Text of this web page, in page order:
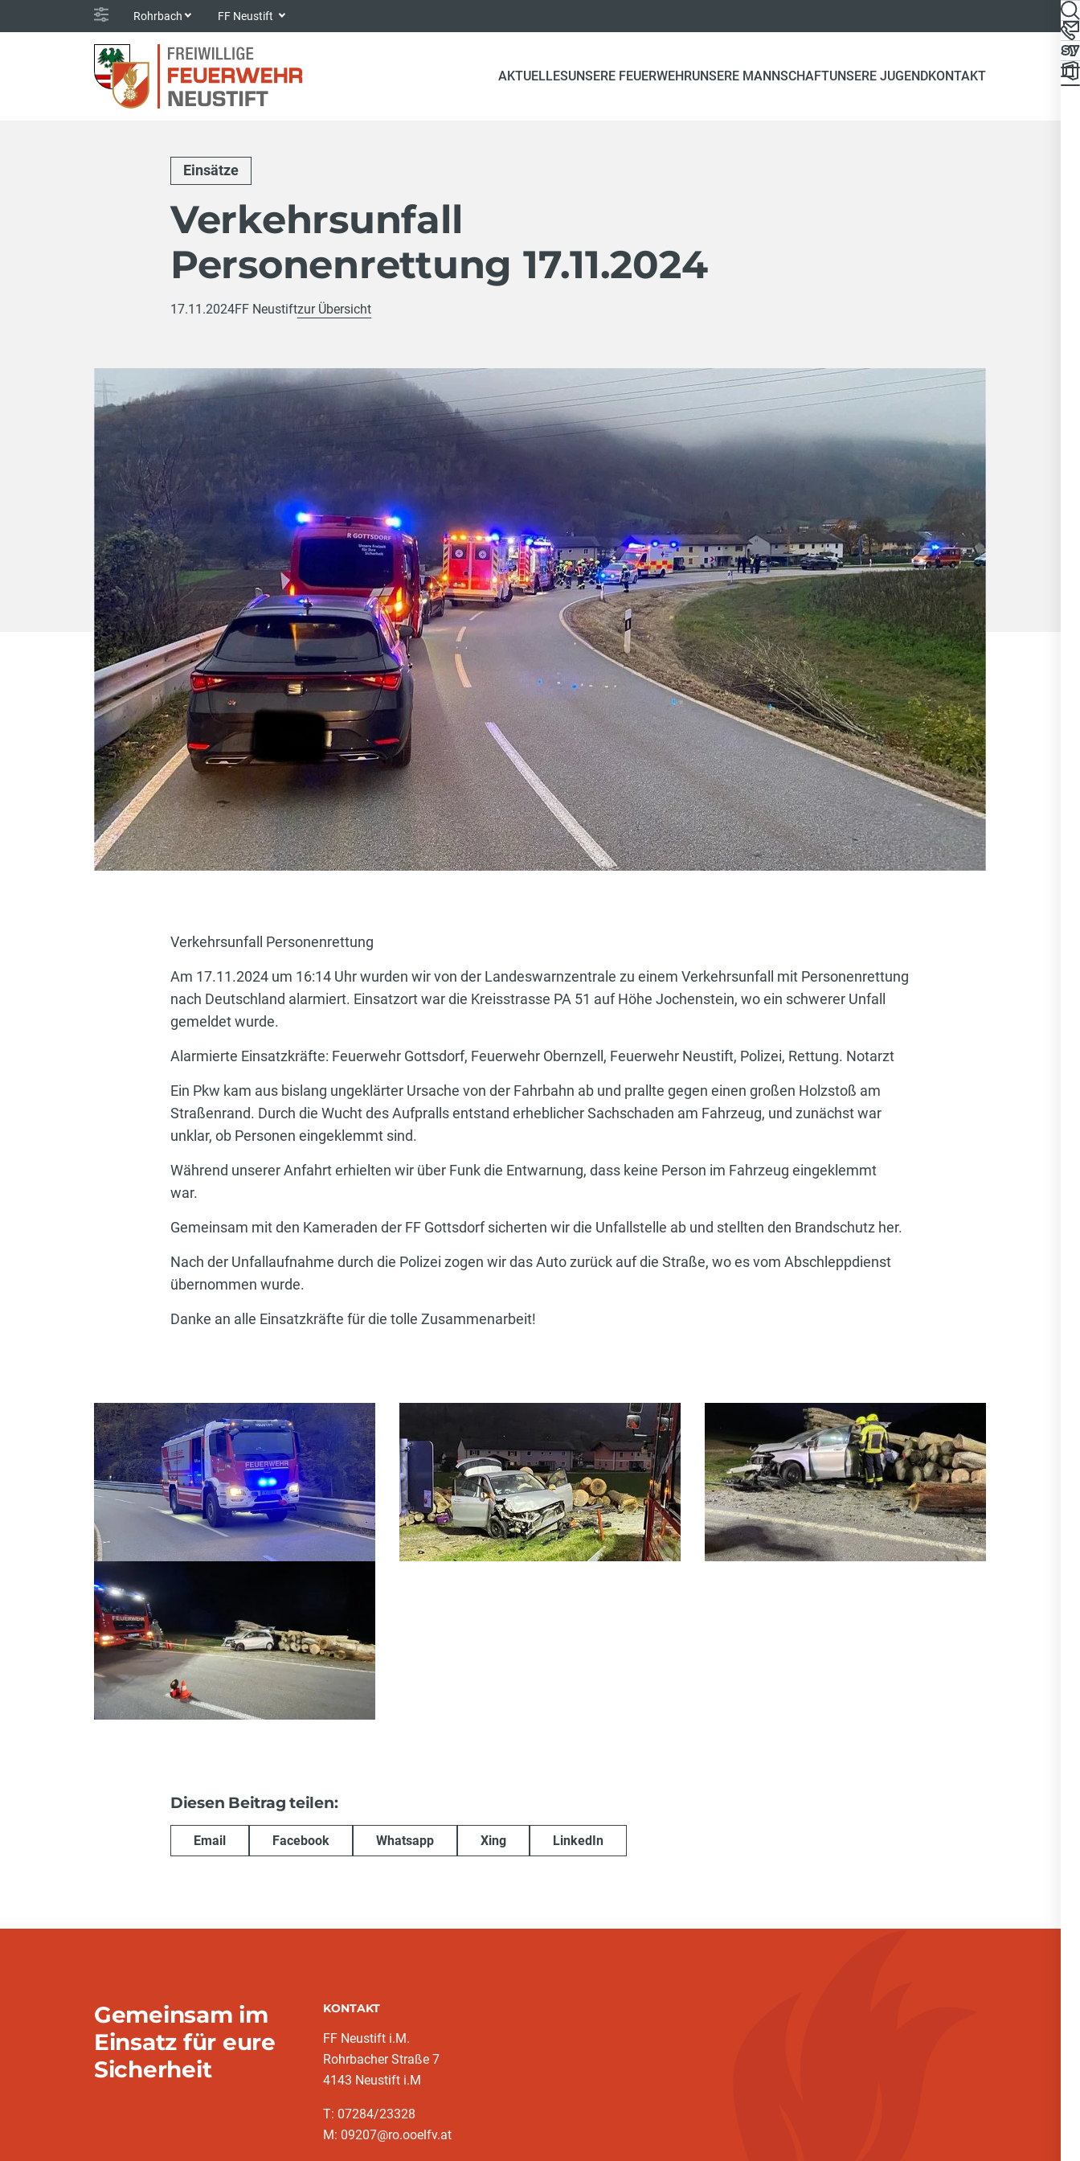
Rohrbach FF Neustift
AKTUELLESUNSERE FEUERWEHRUNSERE MANNSCHAFTUNSERE JUGENDKONTAKT
Einsätze
Verkehrsunfall
Personenrettung 17.11.2024
17.11.2024FF Neustiftzur Übersicht
Verkehrsunfall Personenrettung
Am 17.11.2024 um 16:14 Uhr wurden wir von der Landeswarnzentrale zu einem Verkehrsunfall mit Personenrettung
nach Deutschland alarmiert. Einsatzort war die Kreisstrasse PA 51 auf Höhe Jochenstein, wo ein schwerer Unfall
gemeldet wurde.
Alarmierte Einsatzkräfte: Feuerwehr Gottsdorf, Feuerwehr Obernzell, Feuerwehr Neustift, Polizei, Rettung. Notarzt
Ein Pkw kam aus bislang ungeklärter Ursache von der Fahrbahn ab und prallte gegen einen großen Holzstoß am
Straßenrand. Durch die Wucht des Aufpralls entstand erheblicher Sachschaden am Fahrzeug, und zunächst war
unklar, ob Personen eingeklemmt sind.
Während unserer Anfahrt erhielten wir über Funk die Entwarnung, dass keine Person im Fahrzeug eingeklemmt
war.
Gemeinsam mit den Kameraden der FF Gottsdorf sicherten wir die Unfallstelle ab und stellten den Brandschutz her.
Nach der Unfallaufnahme durch die Polizei zogen wir das Auto zurück auf die Straße, wo es vom Abschleppdienst
übernommen wurde.
Danke an alle Einsatzkräfte für die tolle Zusammenarbeit!
Diesen Beitrag teilen:
Email Facebook Whatsapp Xing LinkedIn
Gemeinsam im
Einsatz für eure
Sicherheit
KONTAKT
FF Neustift i.M.
Rohrbacher Straße 7
4143 Neustift i.M
T: 07284/23328
M: 09207@ro.ooelfv.at